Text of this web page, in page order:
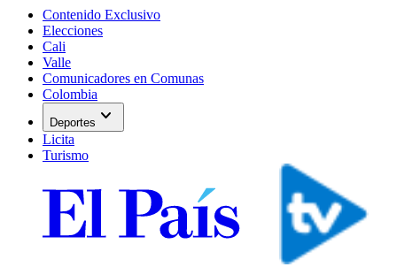
Contenido Exclusivo
Elecciones
Cali
Valle
Comunicadores en Comunas
Colombia
Deportes expand_more
Licita
Turismo